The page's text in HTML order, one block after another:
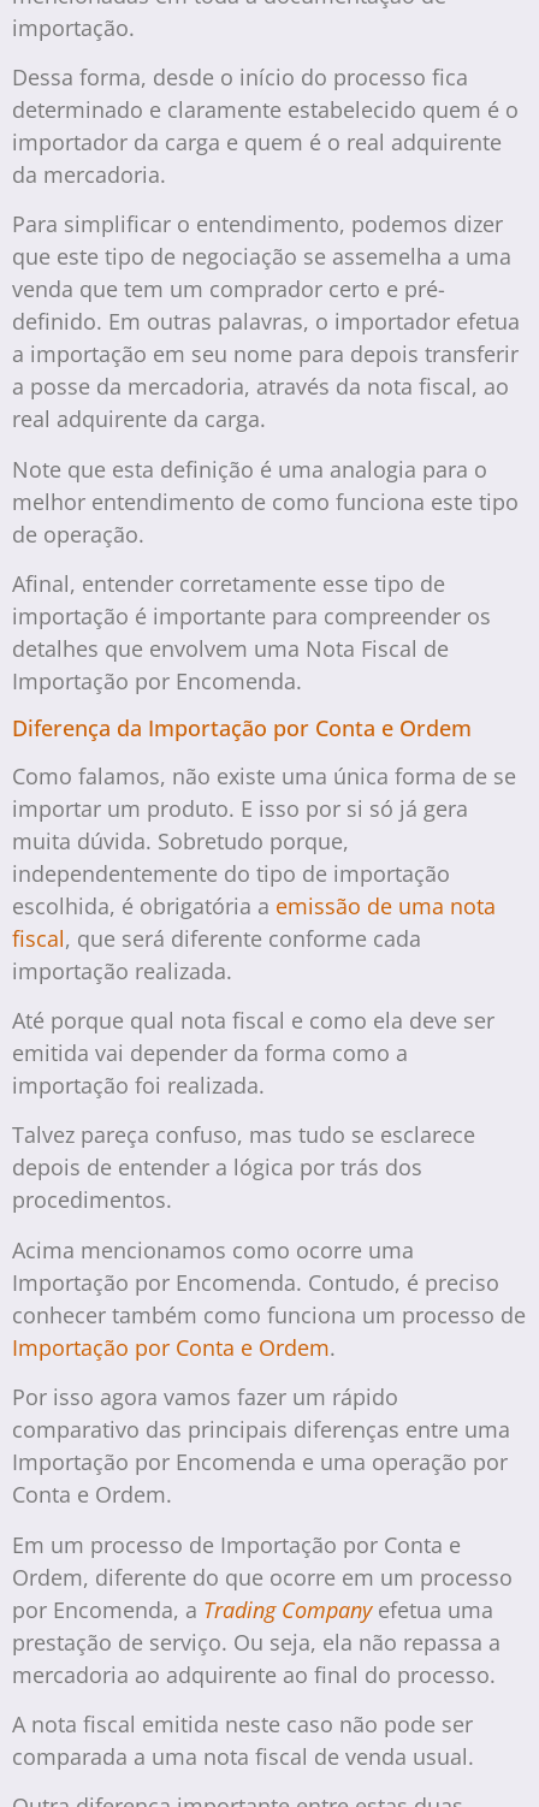
importação.
Dessa forma, desde o início do processo fica
determinado e claramente estabelecido quem é o
importador da carga e quem é o real adquirente
da mercadoria.
Para simplificar o entendimento, podemos dizer
que este tipo de negociação se assemelha a uma
venda que tem um comprador certo e pré-
definido. Em outras palavras, o importador efetua
a importação em seu nome para depois transferir
a posse da mercadoria, através da nota fiscal, ao
real adquirente da carga.
Note que esta definição é uma analogia para o
melhor entendimento de como funciona este tipo
de operação.
Afinal, entender corretamente esse tipo de
importação é importante para compreender os
detalhes que envolvem uma Nota Fiscal de
Importação por Encomenda.
Diferença da Importação por Conta e Ordem
Como falamos, não existe uma única forma de se
importar um produto. E isso por si só já gera
muita dúvida. Sobretudo porque,
independentemente do tipo de importação
escolhida, é obrigatória a emissão de uma nota
fiscal, que será diferente conforme cada
importação realizada.
Até porque qual nota fiscal e como ela deve ser
emitida vai depender da forma como a
importação foi realizada.
Talvez pareça confuso, mas tudo se esclarece
depois de entender a lógica por trás dos
procedimentos.
Acima mencionamos como ocorre uma
Importação por Encomenda. Contudo, é preciso
conhecer também como funciona um processo de
Importação por Conta e Ordem.
Por isso agora vamos fazer um rápido
comparativo das principais diferenças entre uma
Importação por Encomenda e uma operação por
Conta e Ordem.
Em um processo de Importação por Conta e
Ordem, diferente do que ocorre em um processo
por Encomenda, a Trading Companyefetua uma
prestação de serviço. Ou seja, ela não repassa a
mercadoria ao adquirente ao final do processo.
A nota fiscal emitida neste caso não pode ser
comparada a uma nota fiscal de venda usual.